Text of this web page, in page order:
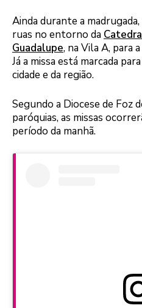
Ainda durante a
ruas no entorno da
Guadalupe, na Vila A, para
Já a missa está marcada
cidade e da região.
Segundo a Diocese de Foz
paróquias, as missas
período da manhã.